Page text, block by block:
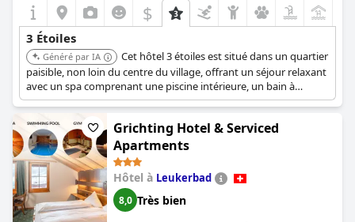
$
3 Étoiles
Généré par IA
Cet hôtel 3 étoiles est situé dans un quartier
paisible, non loin du centre du village, offrant un séjour relaxant
avec un spa comprenant une piscine intérieure, un bain à
remous, un sauna et une salle de sport. Les clients peuvent
déguster une cuisine suisse et internationale, et participer à des
activités telles que le tennis, le tennis de table et le cyclisme.
C'est un choix populaire, réputé pour sa qualité et son service.
Grichting Hotel & Serviced
Apartments
Hôtel à Leukerbad
8,0 Très bien